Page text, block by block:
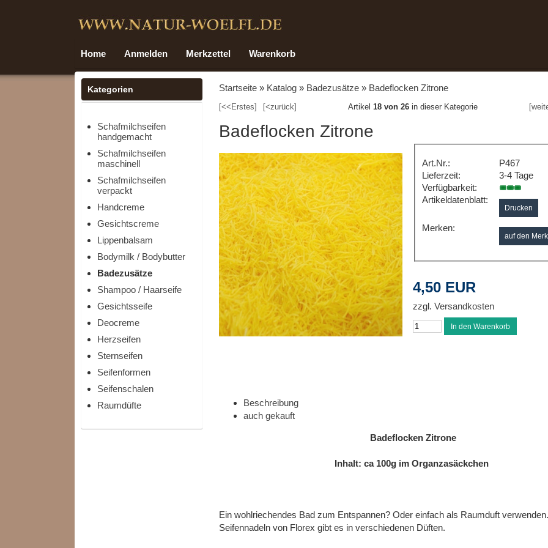
Home Anmelden Merkzettel Warenkorb
Kategorien
Schafmilchseifen
handgemacht
Schafmilchseifen
maschinell
Schafmilchseifen
verpackt
Handcreme
Gesichtscreme
Lippenbalsam
Bodymilk / Bodybutter
Badezusätze
Shampoo / Haarseife
Gesichtsseife
Deocreme
Herzseifen
Sternseifen
Seifenformen
Seifenschalen
Raumdüfte
Startseite» Katalog» Badezusätze» Badeflocken Zitrone
[<<Erstes] [<zurück] Artikel18 von 26 in dieser Kategorie
Badeflocken Zitrone
Art.Nr.:
P467
Lieferzeit:
3-4 Tage
Verfügbarkeit:
Artikeldatenblatt:
Drucken
Merken:
4,50 EUR
zzgl. Versandkosten
Beschreibung
auch gekauft
Badeflocken Zitrone
Inhalt: ca 100g im Organzasäckchen
Ein wohlriechendes Bad zum Entspannen? Oder einfach als Raumduft verwenden.
Seifennadeln von Florex gibt es in verschiedenen Düften.